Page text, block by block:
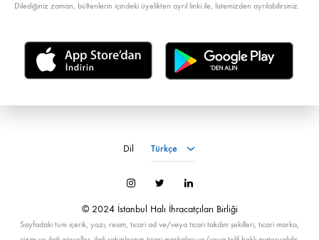
Dilediğiniz zaman, bültenlerin içindeki üyelikten ayrıl linki ile, listemizden ayrılabilirsiniz.
İnstagramTwitter LinkedIn
© 2024 İstanbul Halı İhracatçıları Birliği
Sayfadaki tüm içerik, yazı, resim, ticari ad ve/veya ticari takdim şekilleri, ticari marka,
Dil Türkçe